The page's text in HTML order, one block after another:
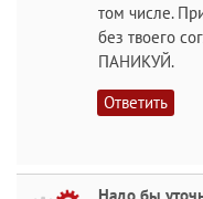
том числе.
без твоего
ПАНИКУЙ.
Ответить
Надо бы